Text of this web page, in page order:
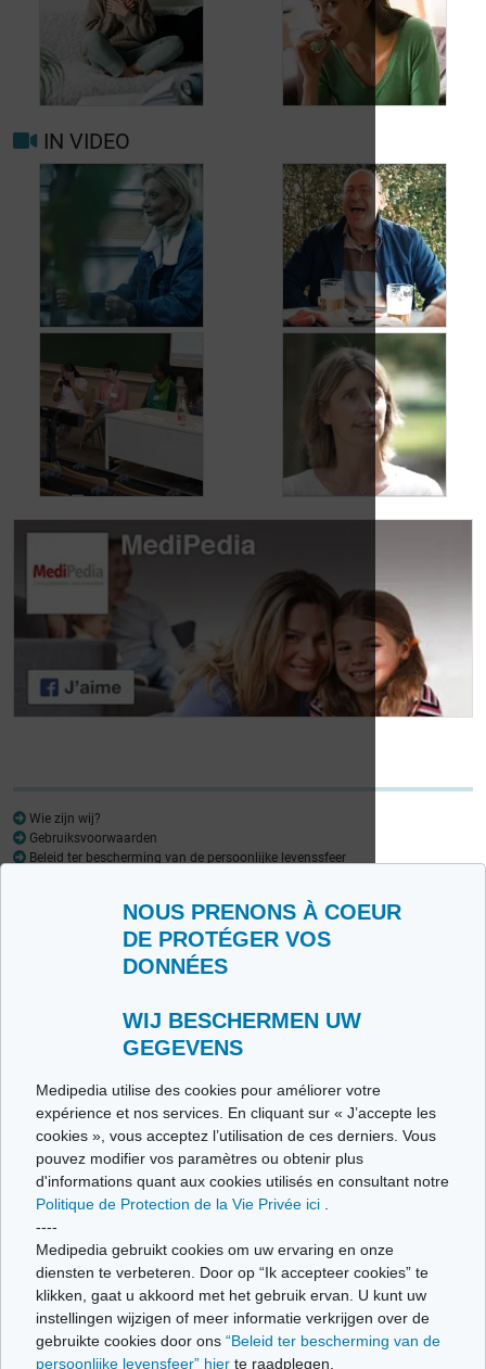
NOUS PRENONS À COEUR
DE PROTÉGER VOS
DONNÉES
WIJ BESCHERMEN UW
GEGEVENS
Medipedia utilise des cookies pour améliorer votre
expérience et nos services. En cliquant sur « J’accepte les
cookies », vous acceptez l’utilisation de ces derniers. Vous
pouvez modifier vos paramètres ou obtenir plus
d'informations quant aux cookies utilisés en consultant notre
Politique de Protection de la Vie Privée ici
----
Medipedia gebruikt cookies om uw ervaring en onze
diensten te verbeteren. Door op “Ik accepteer cookies” te
klikken, gaat u akkoord met het gebruik ervan. U kunt uw
instellingen wijzigen of meer informatie verkrijgen over de
gebruikte cookies door ons “Beleid ter bescherming van de
persoonlijke levensfeer” hier te raadplegen.
Wanneer opnieuw
uw arts raadplegen
bij migraine of
hoofdpijn?
Hoofdpijn dagelijks
voorkomen
Beter leven met
migraine in het
dagelijks leven
Trigger- en
risicofactoren voor
migraine en
hoofdpijn
IN VIDEO
Carole, 55 jaar,
vond een oplossing
urineverlies
Jean, 58 jaar,
geniet van het leven,
ondanks het feit dat
hij met urineverlies
kampt
Dag van de
Lymfoompatiënten:
Mariangela Fiorente,
ALWB
Lymfoompatiënten:
Prof. Virginie De
Wilde
Wie zijn wij?
Gebruiksvoorwaarden
Beleid ter bescherming van de persoonlijke levenssfeer
Ce site respecte les principes de la charte HON Code.
© Vivio sa, 2014-2026 - Tous droits réservés | Avenue Gustave Demeylaan 57 -
1160 Brussels